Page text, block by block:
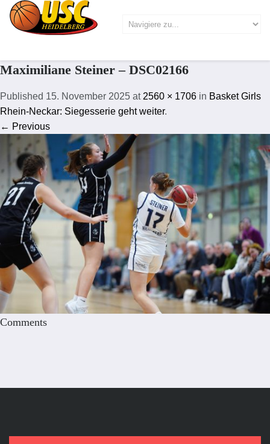
Maximiliane Steiner – DSC02166
Published 15. November 2025 at 2560 × 1706 in Basket Girls
Rhein-Neckar: Siegesserie geht weiter.
← Previous
Comments